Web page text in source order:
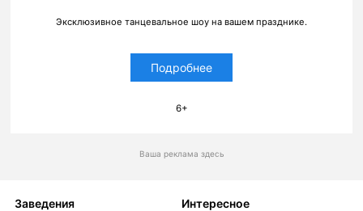
Эксклюзивное танцевальное шоу на вашем празднике.
Подробнее
6+
Ваша реклама здесь
Заведения Интересное